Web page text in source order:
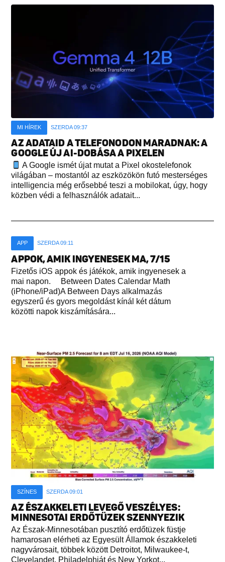
MI HÍREK SZERDA 09:37
AZ ADATAID A TELEFONODON MARADNAK: A
GOOGLE ÚJ AI-DOBÁSA A PIXELEN
A Google ismét újat mutat a Pixel okostelefonok
világában – mostantól az eszközökön futó mesterséges
intelligencia még erősebbé teszi a mobilokat, úgy, hogy
közben védi a felhasználók adatait...
APP SZERDA 09:11
APPOK, AMIK INGYENESEK MA, 7/15
Fizetős iOS appok és játékok, amik ingyenesek a
mai napon. Between Dates Calendar Math
(iPhone/iPad)A Between Days alkalmazás
egyszerű és gyors megoldást kínál két dátum
közötti napok kiszámítására...
SZÍNES SZERDA 09:01
AZ ÉSZAKKELETI LEVEGŐ VESZÉLYES:
MINNESOTAI ERDŐTÜZEK SZENNYEZIK
Az Észak-Minnesotában pusztító erdőtüzek füstje
hamarosan elérheti az Egyesült Államok északkeleti
nagyvárosait, többek között Detroitot, Milwaukee-t,
Clevelandet, Philadelphiát és New Yorkot...